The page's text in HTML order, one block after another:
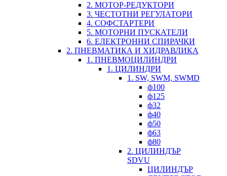
2. МОТОР-РЕДУКТОРИ
3. ЧЕСТОТНИ РЕГУЛАТОРИ
4. СОФСТАРТЕРИ
5. МОТОРНИ ПУСКАТЕЛИ
6. ЕЛЕКТРОННИ СПИРАЧКИ
2. ПНЕВМАТИКА И ХИДРАВЛИКА
1. ПНЕВМОЦИЛИНДРИ
1. ЦИЛИНДРИ
1. SW, SWM, SWMD
ф100
ф125
ф32
ф40
ф50
ф63
ф80
2. ЦИЛИНДЪР
SDVU
ЦИЛИНДЪР